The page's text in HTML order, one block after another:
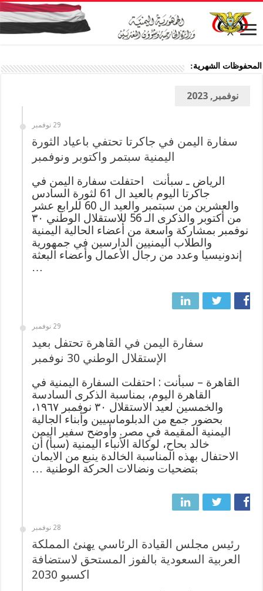
المحفوظات الشهرية:
نوفمبر, 2023
29 نوفمبر
سفارة اليمن في جاكرتا تحتفي باعياد الثورة
اليمنية سبتمر واكتوبر ونوفمبر
الرياض ـ سبأنت احتفلت سفارة اليمن في
جاكرتا اليوم بالعيد ال 61 لثورة السادس
والعشرين من سبتمبر والعيد ال 60 للرابع عشر
من أكتوبر والذكرى الـ 56 للاستقلال الوطني ٣٠
نوفمبر بمشاركة واسعة من أعضاء الحالية اليمنية
والطلاب اليمنيين الدارسين في جمهورية
إندونيسيا وعدد من رجال الأعمال وأعضاء البعثة
…
29 نوفمبر
سفارة اليمن في القاهرة تحتفل بعيد
الإستقلال الوطني 30 نوفمبر
القاهرة – سبأنت : احتفلت السفارة اليمنية في
القاهرة اليوم، بمناسبة الذكرى السادسة
والخمسين لعيد الاستقلال ٣٠ نوفمبر ١٩٦٧،
بحضور جمع من الدبلوماسيين وأبناء الجالية
اليمنية المقيمة في مصر. وأوضح سفير اليمن
خالد بحاح، لوكالة الأنباء اليمنية (سبأ) أن
الاحتفال بهذه المناسبة الخالدة ينبع من الايمان
بتضحيات ونضالات الحركة الوطنية …
28 نوفمبر
رئيس مجلس القيادة الرئاسي يهنئ المملكة
العربية السعودية بالفوز المستحق لاستضافة
اكسبو 2030